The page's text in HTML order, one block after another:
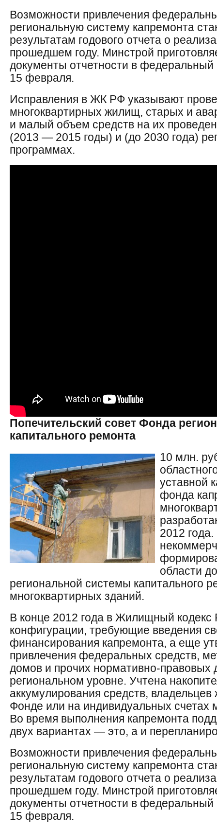
Возможности привлечения
региональную систему капремонта
результатам годового отчета о
прошедшем году. Минстрой
документы отчетности в
15 февраля.
Исправления в ЖК РФ указывают
многоквартирных жилищ, старых и
и малый объем средств на их
(2013 — 2015 годы) и (до 2030 года)
программах.
Попечительский совет Фонда
капитального ремонта
10 млн.
уставной
фонда
2012
области
региональной системы капитального
многоквартирных зданий.
В конце 2012 года в Жилищный
конфигурации, требующие введения
финансирования капремонта, а еще
привлечения федеральных средств,
домов и прочих нормативно-правовых
региональном уровне. Учтена
аккумулирования средств,
Фонде или на индивидуальных счетах
Во время выполнения капремонта
двух вариантах — это, а и
Возможности привлечения
региональную систему капремонта
результатам годового отчета о
прошедшем году. Минстрой
документы отчетности в
15 февраля.